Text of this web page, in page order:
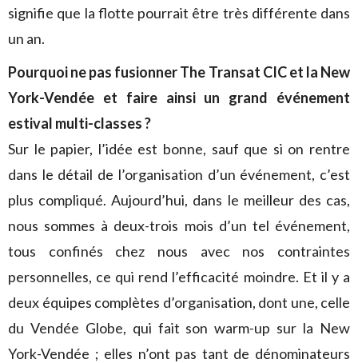
signifie que la flotte pourrait être très différente dans
un an.
Pourquoi ne pas fusionner The Transat CIC et la New
York-Vendée et faire ainsi un grand événement
estival multi-classes ?
Sur le papier, l’idée est bonne, sauf que si on rentre
dans le détail de l’organisation d’un événement, c’est
plus compliqué. Aujourd’hui, dans le meilleur des cas,
nous sommes à deux-trois mois d’un tel événement,
tous confinés chez nous avec nos contraintes
personnelles, ce qui rend l’efficacité moindre. Et il y a
deux équipes complètes d’organisation, dont une, celle
du Vendée Globe, qui fait son warm-up sur la New
York-Vendée ; elles n’ont pas tant de dénominateurs